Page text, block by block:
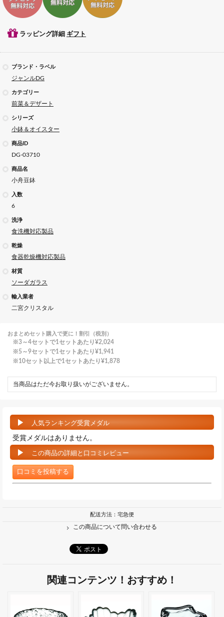
ラッピング詳細 ギフト
ブランド・ラベル
ジャンルDG
カテゴリー
前菜＆デザート
シリーズ
小鉢＆オイスター
商品ID
DG-03710
商品名
小舟豆鉢
入数
6
洗浄
食洗機対応製品
乾燥
食器乾燥機対応製品
材質
ソーダガラス
輸入業者
二宮クリスタル
おまとめセット購入で更に！割引（税別）
3～4セットで1セットあたり¥2,024
5～9セットで1セットあたり¥1,941
10セット以上で1セットあたり¥1,878
当商品はただ今お取り扱いがございません。
人気ランキング受賞メダル
受賞メダルはありません。
この商品の詳細と口コミレビュー
口コミを投稿する
配送方法：宅急便
この商品について問い合わせる
関連コンテンツ！おすすめ！